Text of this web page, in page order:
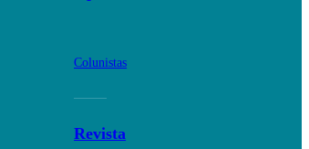
Colunistas
Revista